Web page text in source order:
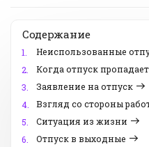
Содержание
1.
Неиспользованные
2.
Когда отпуск пропадает
3.
Заявление на отпуск
4.
Взгляд со стороны
5.
Ситуация из жизни
6.
Отпуск в выходные